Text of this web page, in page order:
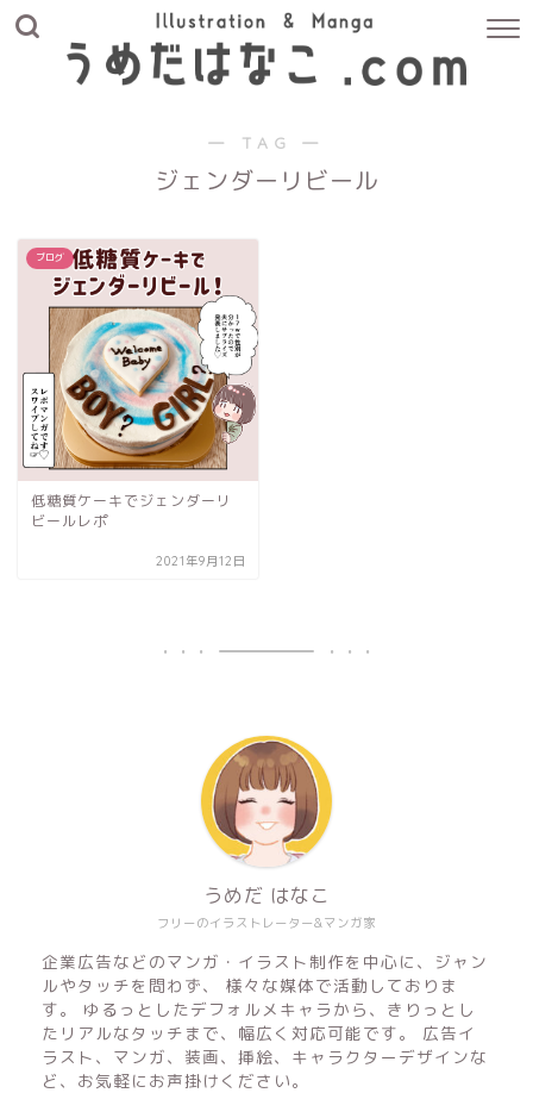
― TAG ―
ジェンダーリビール
ブログ
低糖質ケーキでジェンダーリ
ビールレポ
2021年9月12日
フリーのイラストレーター&マンガ家
うめだ はなこ
企業広告などのマンガ・イラスト制作を中心に、ジャン
ルやタッチを問わず、 様々な媒体で活動しておりま
す。 ゆるっとしたデフォルメキャラから、きりっとし
たリアルなタッチまで、幅広く対応可能です。 広告イ
ラスト、マンガ、装画、挿絵、キャラクターデザインな
ど、お気軽にお声掛けください。